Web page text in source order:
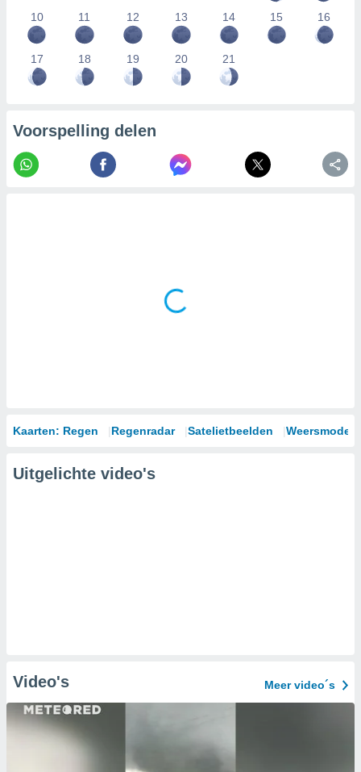
10 11 12 13 14 15 16
17 18 19 20 21
Voorspelling delen
Kaarten: Regen Regenradar Satelietbeelden
Uitgelichte video's
Video's Meer video´s